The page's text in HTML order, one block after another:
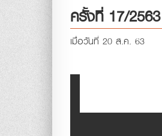
ครั้งที่ 17/2563
เมื่อวันที่ 20 ส.ค. 63